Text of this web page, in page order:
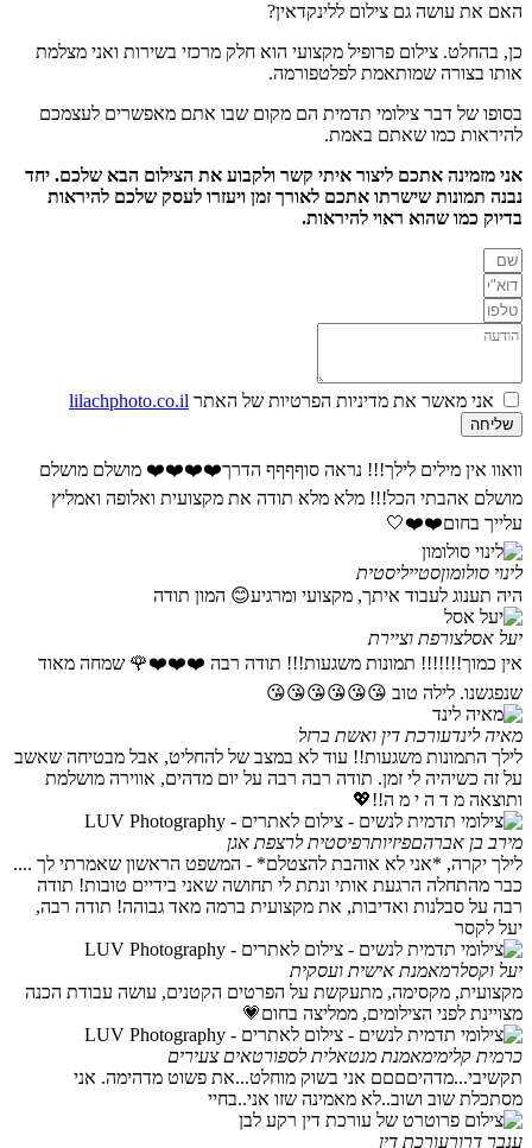
האם את עושה גם צילום ללינקדאין?
כן, בהחלט. צילום פרופיל מקצועי הוא חלק מרכזי בשירות ואני מצלמת
אותו בצורה שמותאמת לפלטפורמה.
בסופו של דבר צילומי תדמית הם מקום שבו אתם מאפשרים לעצמכם
להיראות כמו שאתם באמת.
אני מזמינה אתכם ליצור איתי קשר ולקבוע את הצילום הבא שלכם. יחד
נבנה תמונות שישרתו אתכם לאורך זמן ויעזרו לעסק שלכם להיראות
בדיוק כמו שהוא ראוי להיראות.
אני מאשר את מדיניות הפרטיות של האתר lilachphoto.co.il
שליחה
וואוו אין מילים לילך!!! נראה סוףףףף הדרך❤️❤️❤️❤️ מושלם מושלם
מושלם אהבתי הכל!!! מלא מלא תודה את מקצועית ואלופה ואמליץ
עלייך בחום❤️❤️🤍
לינוי סולומוןסטייליסטית
היה תענוג לעבוד איתך, מקצועי ומרגיע😊 המון תודה
יעל אסלצורפת וציירת
אין כמוך!!!!!!! תמונות משגעות!!! תודה רבה ❤️❤️❤️🌹 שמחה מאוד
שנפגשנו. לילה טוב 😘😘😘😘😘😘
מאיה לינדעורכת דין ואשת ברזל
לילך התמונות משגעות!! עוד לא במצב של להחליט, אבל מבטיחה שאשב
על זה כשיהיה לי זמן. תודה רבה רבה על יום מדהים, אווירה מושלמת
ותוצאה מ ד ה י מ ה!!💖
מירב בן אברהםפיזיותרפיסטית לרצפת אגן
לילך יקרה, *אני לא אוהבת להצטלם* - המשפט הראשון שאמרתי לך ....
כבר מהתחלה הרגעת אותי ונתת לי תחושה שאני בידיים טובות! תודה
רבה על סבלנות ואדיבות, את מקצועית ברמה מאד גבוהה! תודה רבה,
יעל לקסר
יעל וקסלרמאמנת אישית ועסקית
מקצועית, מקסימה, מתעקשת על הפרטים הקטנים, עושה עבודת הכנה
מצויינת לפני הצילומים, ממליצה בחום💗
כרמית קלימימאמנת מנטאלית לספורטאים צעירים
תקשיבי...מדהיםםםם אני בשוק מוחלט...את פשוט מדהימה. אני
מסתכלת שוב ושוב..לא מאמינה שזו אני..בחיי
ענבר דרורעורכת דין